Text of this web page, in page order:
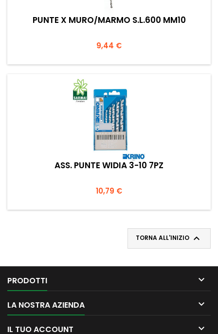
PUNTE X MURO/MARMO S.L.600 MM10
Prezzo
9,44 €
ASS. PUNTE WIDIA 3-10 7PZ
Prezzo
10,79 €
TORNA ALL'INIZIO 
PRODOTTI 
LA NOSTRA AZIENDA 
IL TUO ACCOUNT 